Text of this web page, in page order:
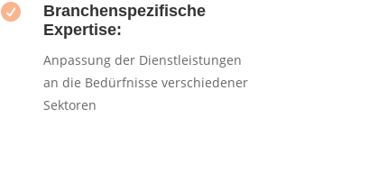

Branchenspezifische
Expertise:
Anpassung der Dienstleistungen
an die Bedürfnisse verschiedener
Sektoren